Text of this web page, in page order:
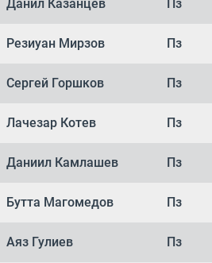
Данил Казанцев Пз
Резиуан Мирзов Пз
Сергей Горшков Пз
Лачезар Котев Пз
Даниил Камлашев Пз
Бутта Магомедов Пз
Аяз Гулиев Пз